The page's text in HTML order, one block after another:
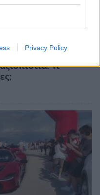
Privacy Policy
Τι